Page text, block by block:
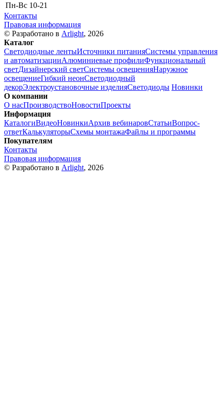
Пн-Вс 10-21
Контакты
Правовая информация
© Разработано в Arlight, 2026
Каталог
Светодиодные лентыИсточники питанияСистемы управления
и автоматизацииАлюминиевые профилиФункциональный
светДизайнерский светСистемы освещенияНаружное
освещениеГибкий неонСветодиодный
декорЭлектроустановочные изделияСветодиоды Новинки
О компании
О насПроизводствоНовостиПроекты
Информация
КаталогиВидеоНовинкиАрхив вебинаровСтатьиВопрос-
ответКалькуляторыСхемы монтажаФайлы и программы
Покупателям
Контакты
Правовая информация
© Разработано в Arlight, 2026